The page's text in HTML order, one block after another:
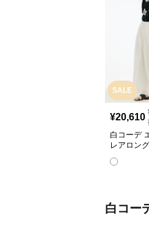
SALE
¥20,610
白コーデ
レアロン
白コー